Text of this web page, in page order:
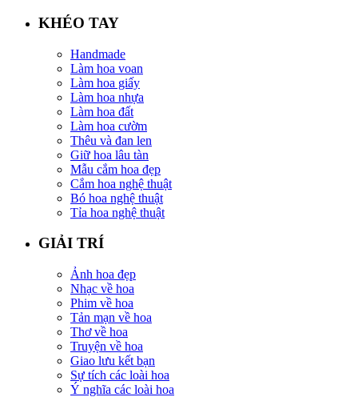
KHÉO TAY
Handmade
Làm hoa voan
Làm hoa giấy
Làm hoa nhựa
Làm hoa đất
Làm hoa cườm
Thêu và đan len
Giữ hoa lâu tàn
Mẫu cắm hoa đẹp
Cắm hoa nghệ thuật
Bó hoa nghệ thuật
Tỉa hoa nghệ thuật
GIẢI TRÍ
Ảnh hoa đẹp
Nhạc về hoa
Phim về hoa
Tản mạn về hoa
Thơ về hoa
Truyện về hoa
Giao lưu kết bạn
Sự tích các loài hoa
Ý nghĩa các loài hoa